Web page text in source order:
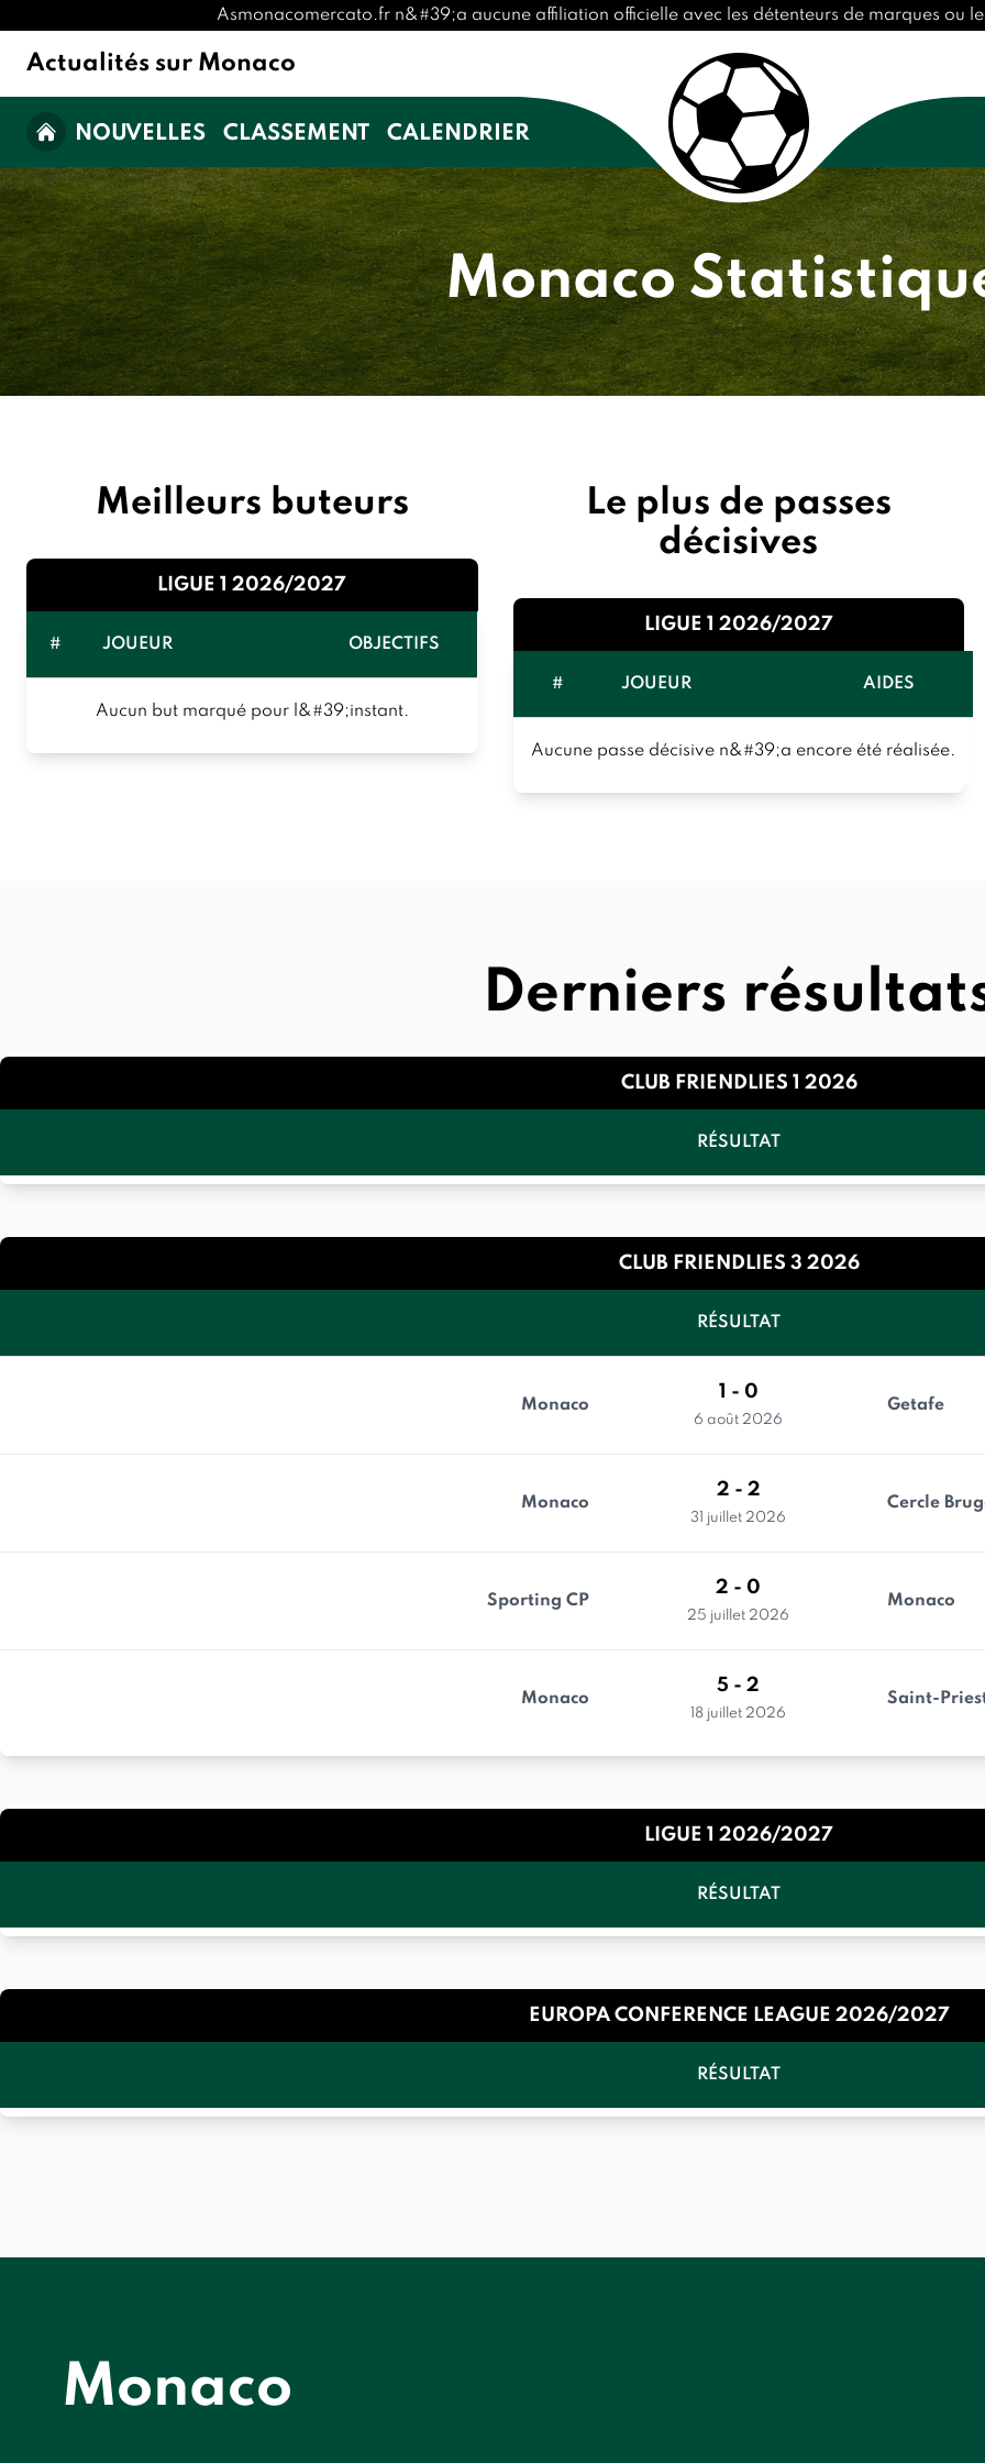
Asmonacomercato.fr n&#39;a aucune affiliation officielle avec les détenteurs de marques ou
Actualités sur Monaco
NOUVELLES CLASSEMENT CALENDRIER
Monaco
Meilleurs buteurs
LIGUE 1 2026/2027
# JOUEUR OBJECTIFS
Aucun but marqué pour l&#39;instant.
Le plus de passes
décisives
LIGUE 1 2026/2027
# JOUEUR AIDES
Aucune passe décisive n&#39;a encore été réalisée.
Derniers
CLUB FRIENDLIES 1 2026
RÉSULTAT
CLUB FRIENDLIES 3 2026
RÉSULTAT
Monaco
1 - 0
6 août 2026
Getafe
Monaco
2 - 2
31 juillet 2026
Cercle
Sporting CP
2 - 0
25 juillet 2026
Monaco
Monaco
5 - 2
18 juillet 2026
Saint-
LIGUE 1 2026/2027
RÉSULTAT
EUROPA CONFERENCE LEAGUE 2026/2027
RÉSULTAT
Monaco